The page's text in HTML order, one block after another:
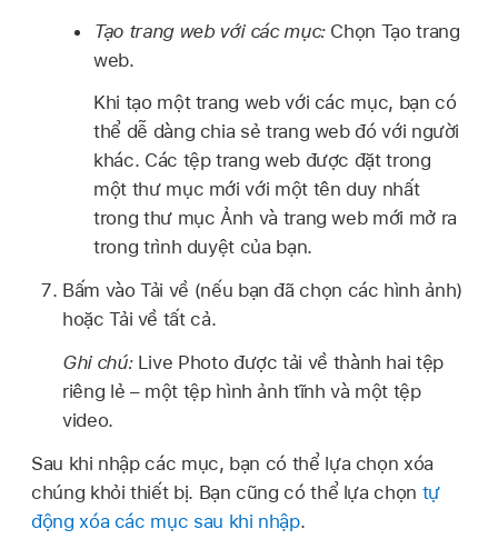
Tạo trang web với các mục:Chọn Tạo trang
web.
Khi tạo một trang web với các mục, bạn có
thể dễ dàng chia sẻ trang web đó với người
khác. Các tệp trang web được đặt trong
một thư mục mới với một tên duy nhất
trong thư mục Ảnh và trang web mới mở ra
trong trình duyệt của bạn.
Bấm vào Tải về (nếu bạn đã chọn các hình ảnh)
hoặc Tải về tất cả.
Ghi chú: Live Photo được tải về thành hai tệp
riêng lẻ – một tệp hình ảnh tĩnh và một tệp
video.
Sau khi nhập các mục, bạn có thể lựa chọn xóa
chúng khỏi thiết bị. Bạn cũng có thể lựa chọn tự
động xóa các mục sau khi nhập.